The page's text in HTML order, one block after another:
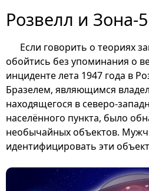
Розвелл и Зона-
Если говорить о теориях
обойтись без упоминания о
инциденте лета 1947 года в
Бразелем, являющимся
находящегося в северо-
населённого пункта, было
необычайных объектов.
идентифицировать эти